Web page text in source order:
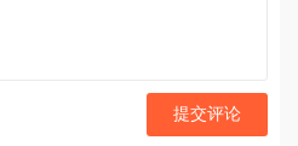
提交评论